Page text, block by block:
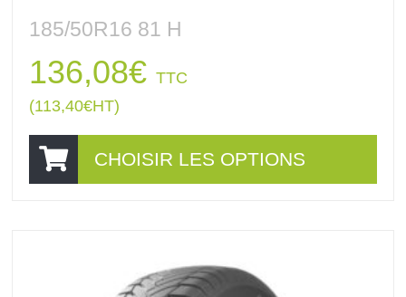
185/50R16 81 H
136,08€ TTC
(113,40€HT)
CHOISIR LES OPTIONS